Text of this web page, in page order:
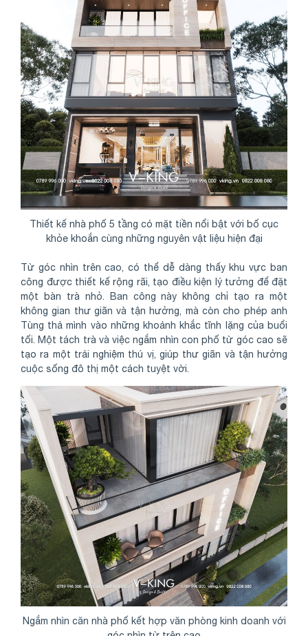
Thiết kế nhà phố 5 tầng có mặt tiền nổi bật với bố cục
khỏe khoắn cùng những nguyên vật liệu hiện đại
Từ góc nhìn trên cao, có thể dễ dàng thấy khu vực ban
công được thiết kế rộng rãi, tạo điều kiện lý tưởng để đặt
một bàn trà nhỏ. Ban công này không chỉ tạo ra một
không gian thư giãn và tận hưởng, mà còn cho phép anh
Tùng thả mình vào những khoảnh khắc tĩnh lặng của buổi
tối. Một tách trà và việc ngắm nhìn con phố từ góc cao sẽ
tạo ra một trải nghiệm thú vị, giúp thư giãn và tận hưởng
cuộc sống đô thị một cách tuyệt vời.
Ngắm nhìn căn nhà phố kết hợp văn phòng kinh doanh với